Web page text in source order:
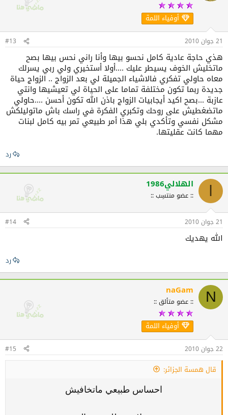
أوفياء اللمة
21 جوان 2010 #13
هذي حاجة عادية كامل نحسو بيها وأنا راني نحس بيها بصح
ماتخليش الخوف يسيطر عليك ....أولا أستخيري ولي ربي يسرلك
معاه حاولي تفكري فالاشياء الجميلة لي بعد الزواج .. الزواج حياة
جديدة ربما تكون مختلفة تماما على الحياة لي تعيشيها وانتي
عازبة ...بصح اكيد أيجابيات الزواج باذن الله تكون أحسن ....حاولي
ماتضغطيش على روحك وتكبري الفكرة في راسك باش ماتوليلكش
مشكل نفسي وتأكدي بلي هذا أمر طبيعي تمر بيه كامل لبنات
مهما كانت عقليتها.
رد
الهلالي1986
:: عضو منتسِب ::
21 جوان 2010 #14
الله يهديك
رد
N
naGam
:: عضو متألق ::
أوفياء اللمة
22 جوان 2010 #15
قال همسة الجزائر:
احساس طبيعي ماتخافيش